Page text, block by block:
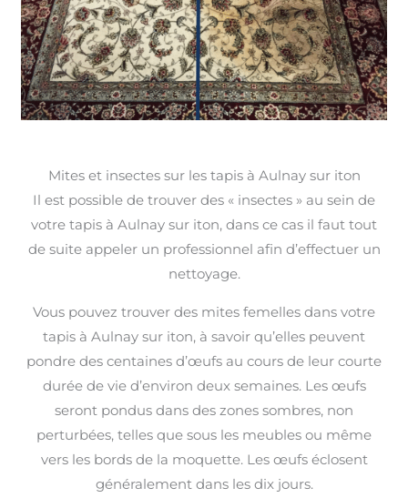
Mites et insectes sur les tapis à Aulnay sur iton
Il est possible de trouver des « insectes » au sein de
votre tapis à Aulnay sur iton, dans ce cas il faut tout
de suite appeler un professionnel afin d’effectuer un
nettoyage.
Vous pouvez trouver des mites femelles dans votre
tapis à Aulnay sur iton, à savoir qu’elles peuvent
pondre des centaines d’œufs au cours de leur courte
durée de vie d’environ deux semaines. Les œufs
seront pondus dans des zones sombres, non
perturbées, telles que sous les meubles ou même
vers les bords de la moquette. Les œufs éclosent
généralement dans les dix jours.